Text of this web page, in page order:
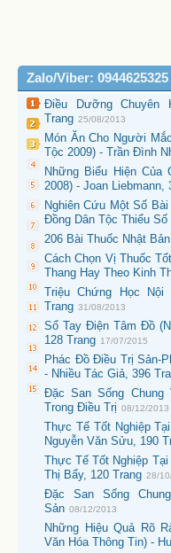
Zalo/Viber:
Điều Dưỡng Chuyên
Trang 25/08/2013
Món Ăn Cho Người
Tộc 2009) - Trần Đình
Những Biểu Hiện Của
2008) - Joan Liebmann,
Nghiên Cứu Một Số
Đồng Dân Tộc Thiểu Số
206 Bài Thuốc Nhật
Cách Chọn Vị Thuốc
Thang Hay Theo Kinh
Triệu Chứng Học
Trang 31/08/2013
Sổ Tay Điện Tâm Đồ
128 Trang 17/07/2015
Phác Đồ Điều Trị Sản-
- Nhiều Tác Giả, 396
Đặc San Sống Chung
Trong Điều Trị 08/12/2013
Thực Tế Tốt Nghiệp
Nguyễn Văn Sửu, 190
Thực Tế Tốt Nghiệp
Thị Bẩy, 120 Trang 28/
Đặc San Sống
Sản 08/12/2013
Những Hiệu Quả Rõ
Văn Hóa Thông Tin) -